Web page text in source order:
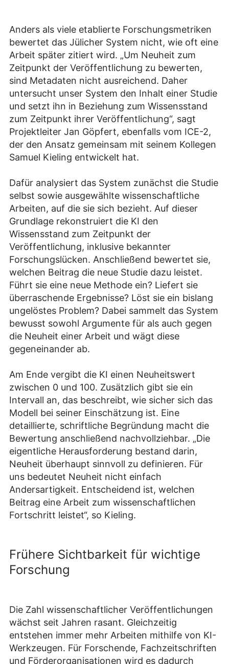
Anders als viele etablierte Forschungsmetriken
bewertet das Jülicher System nicht, wie oft eine
Arbeit später zitiert wird. „Um Neuheit zum
Zeitpunkt der Veröffentlichung zu bewerten,
sind Metadaten nicht ausreichend. Daher
untersucht unser System den Inhalt einer Studie
und setzt ihn in Beziehung zum Wissensstand
zum Zeitpunkt ihrer Veröffentlichung“, sagt
Projektleiter Jan Göpfert, ebenfalls vom ICE-2,
der den Ansatz gemeinsam mit seinem Kollegen
Samuel Kieling entwickelt hat.
Dafür analysiert das System zunächst die Studie
selbst sowie ausgewählte wissenschaftliche
Arbeiten, auf die sie sich bezieht. Auf dieser
Grundlage rekonstruiert die KI den
Wissensstand zum Zeitpunkt der
Veröffentlichung, inklusive bekannter
Forschungslücken. Anschließend bewertet sie,
welchen Beitrag die neue Studie dazu leistet.
Führt sie eine neue Methode ein? Liefert sie
überraschende Ergebnisse? Löst sie ein bislang
ungelöstes Problem? Dabei sammelt das System
bewusst sowohl Argumente für als auch gegen
die Neuheit einer Arbeit und wägt diese
gegeneinander ab.
Am Ende vergibt die KI einen Neuheitswert
zwischen 0 und 100. Zusätzlich gibt sie ein
Intervall an, das beschreibt, wie sicher sich das
Modell bei seiner Einschätzung ist. Eine
detaillierte, schriftliche Begründung macht die
Bewertung anschließend nachvollziehbar. „Die
eigentliche Herausforderung bestand darin,
Neuheit überhaupt sinnvoll zu definieren. Für
uns bedeutet Neuheit nicht einfach
Andersartigkeit. Entscheidend ist, welchen
Beitrag eine Arbeit zum wissenschaftlichen
Fortschritt leistet“, so Kieling.
Frühere Sichtbarkeit für wichtige
Forschung
Die Zahl wissenschaftlicher Veröffentlichungen
wächst seit Jahren rasant. Gleichzeitig
entstehen immer mehr Arbeiten mithilfe von KI-
Werkzeugen. Für Forschende, Fachzeitschriften
und Förderorganisationen wird es dadurch